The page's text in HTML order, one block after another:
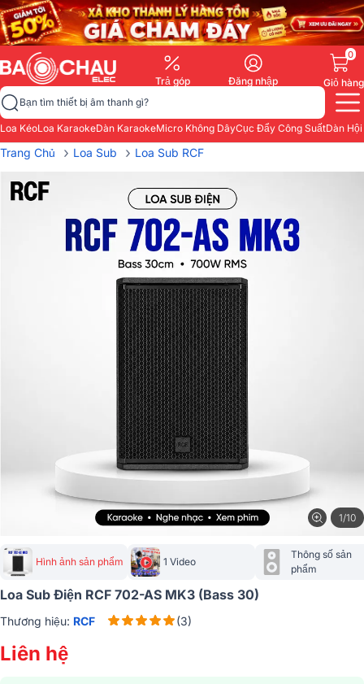
Trả góp Đăng nhập
0
Giỏ hàng
Bạn tìm thiết bị âm thanh gì?
Loa KéoLoa KaraokeDàn KaraokeMicro Không DâyCục Đẩy Công SuấtDàn
Trang Chủ › Loa Sub › Loa Sub RCF
1/10
Hình ảnh sản phẩm 1 Video
Thông số sản
phẩm
Loa Sub Điện RCF 702-AS MK3 (Bass 30)
Thương hiệu: RCF (3)
Liên hệ